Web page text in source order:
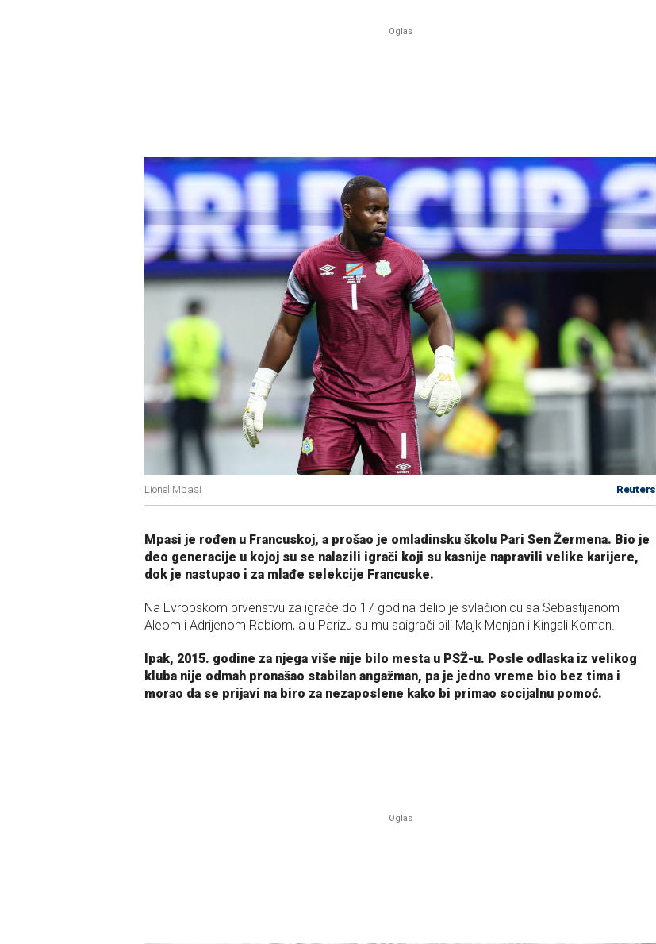
Lionel Mpasi Reuters
Mpasi je rođen u Francuskoj, a prošao je omladinsku školu Pari Sen Žermena. Bio je
deo generacije u kojoj su se nalazili igrači koji su kasnije napravili velike karijere,
dok je nastupao i za mlađe selekcije Francuske.
Na Evropskom prvenstvu za igrače do 17 godina delio je svlačionicu sa Sebastijanom
Aleom i Adrijenom Rabiom, a u Parizu su mu saigrači bili Majk Menjan i Kingsli Koman.
Ipak, 2015. godine za njega više nije bilo mesta u PSŽ-u. Posle odlaska iz velikog
kluba nije odmah pronašao stabilan angažman, pa je jedno vreme bio bez tima i
morao da se prijavi na biro za nezaposlene kako bi primao socijalnu pomoć.